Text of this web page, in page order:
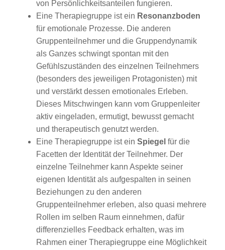
von Persönlichkeitsanteilen fungieren.
Eine Therapiegruppe ist ein Resonanzboden
für emotionale Prozesse. Die anderen
Gruppenteilnehmer und die Gruppendynamik
als Ganzes schwingt spontan mit den
Gefühlszuständen des einzelnen Teilnehmers
(besonders des jeweiligen Protagonisten) mit
und verstärkt dessen emotionales Erleben.
Dieses Mitschwingen kann vom Gruppenleiter
aktiv eingeladen, ermutigt, bewusst gemacht
und therapeutisch genutzt werden.
Eine Therapiegruppe ist ein Spiegel für die
Facetten der Identität der Teilnehmer. Der
einzelne Teilnehmer kann Aspekte seiner
eigenen Identität als aufgespalten in seinen
Beziehungen zu den anderen
Gruppenteilnehmer erleben, also quasi mehrere
Rollen im selben Raum einnehmen, dafür
differenzielles Feedback erhalten, was im
Rahmen einer Therapiegruppe eine Möglichkeit